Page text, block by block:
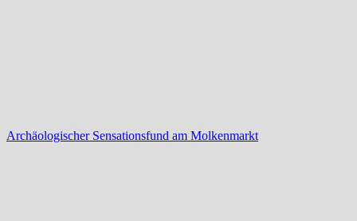
Archäologischer Sensationsfund am Molkenmarkt